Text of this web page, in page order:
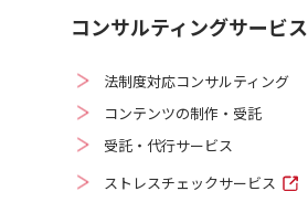
コンサルティングサービス
法制度対応コンサルティング
コンテンツの制作・受託
受託・代行サービス
ストレスチェックサービス